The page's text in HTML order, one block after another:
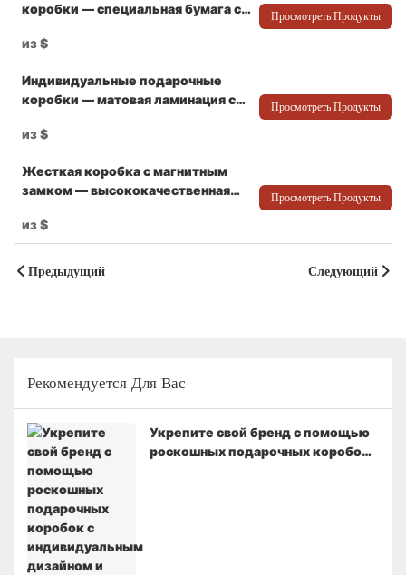
коробки — специальная бумага с
основанием для роскошных часов
из$
Просмотреть Продукты
Индивидуальные подарочные
коробки — матовая ламинация с
магнитная застёжка и фирменная
украшений — Packshion Packaging
из$
Просмотреть Продукты
Жесткая коробка с магнитным
замком — высококачественная
тиснением логотипа для
роскошных ювелирных изделий
— Packshion Packaging
из$
Просмотреть Продукты
Предыдущий Следующий
Рекомендуется Для Вас
Укрепите свой бренд с помощью
роскошных подарочных коробок